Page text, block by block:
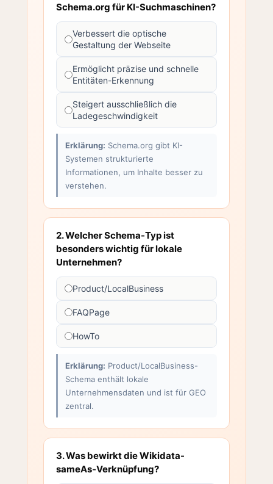
Schema.org für KI-Suchmaschinen?
Verbessert die optische
Gestaltung der Webseite
Ermöglicht präzise und schnelle
Entitäten-Erkennung
Steigert ausschließlich die
Ladegeschwindigkeit
Erklärung: Schema.org gibt KI-
Systemen strukturierte
Informationen, um Inhalte besser zu
verstehen.
2. Welcher Schema-Typ ist
besonders wichtig für lokale
Unternehmen?
Product/LocalBusiness
FAQPage
HowTo
Erklärung: Product/LocalBusiness-
Schema enthält lokale
Unternehmensdaten und ist für GEO
zentral.
3. Was bewirkt die Wikidata-
sameAs-Verknüpfung?